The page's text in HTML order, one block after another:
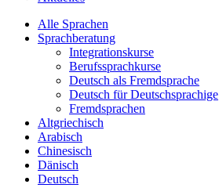
Alle Sprachen
Sprachberatung
Integrationskurse
Berufssprachkurse
Deutsch als Fremdsprache
Deutsch für Deutschsprachige
Fremdsprachen
Altgriechisch
Arabisch
Chinesisch
Dänisch
Deutsch